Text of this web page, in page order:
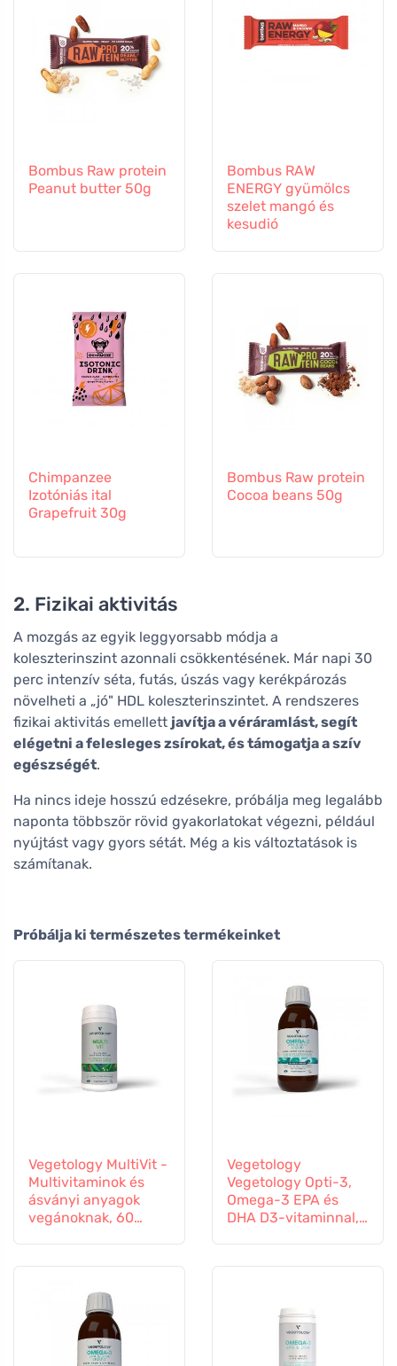
Bombus Raw protein
Peanut butter 50g
Bombus RAW
ENERGY gyümölcs
szelet mangó és
kesudió
Chimpanzee
Izotóniás ital
Grapefruit 30g
Bombus Raw protein
Cocoa beans 50g
2. Fizikai aktivitás
A mozgás az egyik leggyorsabb módja a
koleszterinszint azonnali csökkentésének. Már napi 30
perc intenzív séta, futás, úszás vagy kerékpározás
növelheti a „jó" HDL koleszterinszintet. A rendszeres
fizikai aktivitás emellett javítja a véráramlást, segít
elégetni a felesleges zsírokat, és támogatja a szív
egészségét.
Ha nincs ideje hosszú edzésekre, próbálja meg legalább
naponta többször rövid gyakorlatokat végezni, például
nyújtást vagy gyors sétát. Még a kis változtatások is
számítanak.
Próbálja ki természetes termékeinket
Vegetology MultiVit -
Multivitaminok és
ásványi anyagok
vegánoknak, 60
Vegetology
Vegetology Opti-3,
Omega-3 EPA és
DHA D3-vitaminnal,